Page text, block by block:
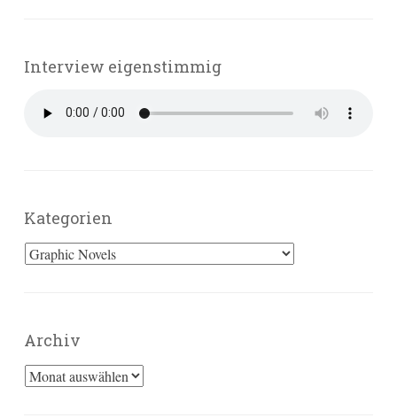
Interview eigenstimmig
Kategorien
Kategorien
Archiv
Archiv